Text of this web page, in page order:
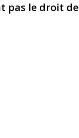
pas le droit de